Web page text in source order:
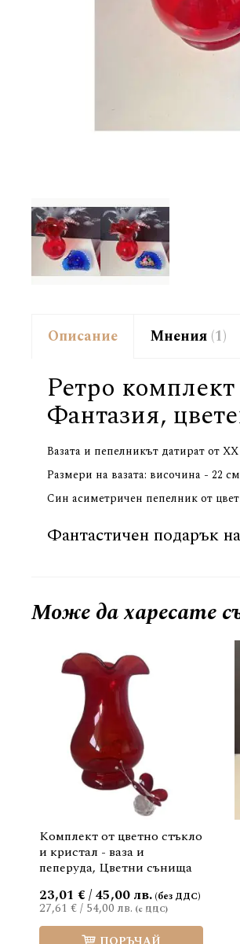
Описание
Ретро
Фантазия,
Вазата и пепелникът датират от
Размери на вазата: височина - 22
Син асиметричен пепелник от
Фантастичен подарък
Мнения 1
Може дахаресате
Комплект от цветно стъкло
и кристал - ваза и
пеперуда, Цветни сънища
27,61 €/ 54,00 лв.
23,01 € / 45,00 лв.